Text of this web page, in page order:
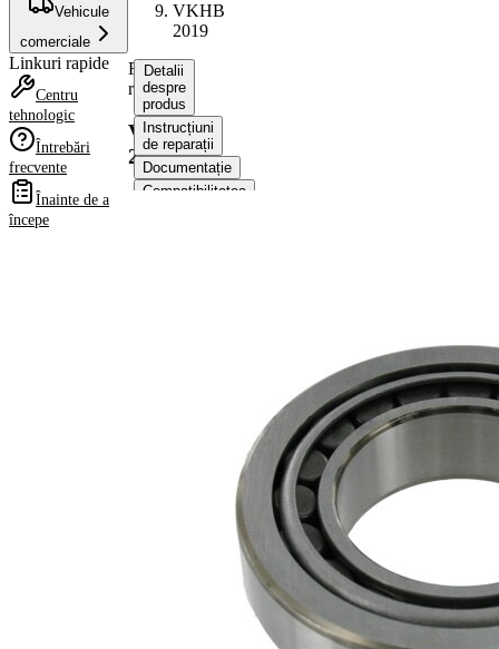
Vehicule
comerciale
Linkuri rapide
Centru
tehnologic
Întrebări
frecvente
Înainte de a
începe
VKHB
2019
Rulment
roata
VKHB
2019
Detalii
despre
produs
Instrucțiuni
de reparații
Documentație
Compatibilitatea
55 mm
100 mm